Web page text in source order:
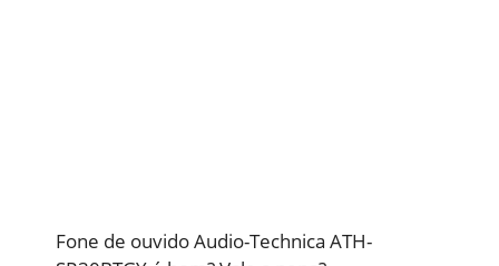
Fone de ouvido Audio-Technica ATH-